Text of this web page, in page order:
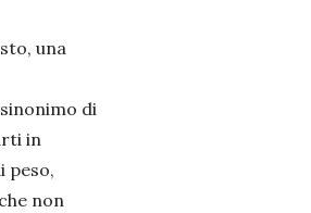
una
di
in
peso,
non